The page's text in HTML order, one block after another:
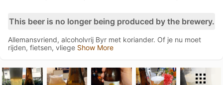
This beer is no longer being produced by the brewery.
Allemansvriend, alcoholvrij Byr met koriander. Of je nu moet
rijden, fietsen, vliege Show More